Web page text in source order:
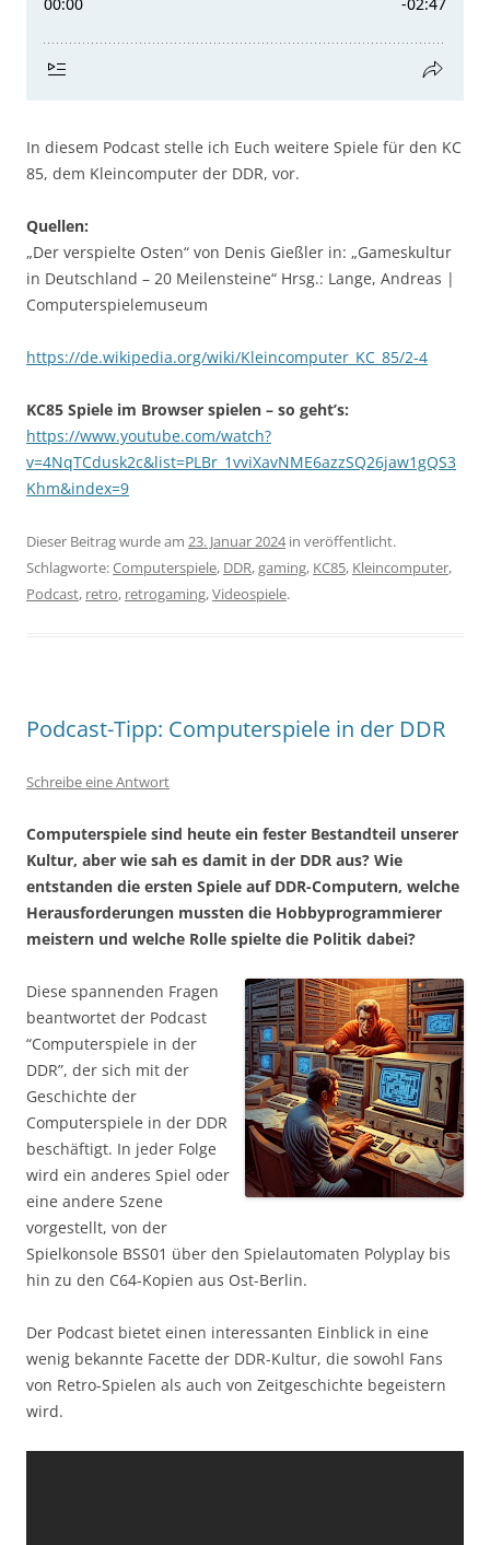
In diesem Podcast stelle ich Euch weitere Spiele für den KC
85, dem Kleincomputer der DDR, vor.
Quellen:
„Der verspielte Osten“ von Denis Gießler in: „Gameskultur
in Deutschland – 20 Meilensteine“ Hrsg.: Lange, Andreas |
Computerspielemuseum
https://de.wikipedia.org/wiki/Kleincomputer_KC_85/2-4
KC85 Spiele im Browser spielen – so geht’s:
https://www.youtube.com/watch?
v=4NqTCdusk2c&list=PLBr_1vviXavNME6azzSQ26jaw1gQS3
Khm&index=9
Dieser Beitrag wurde am 23. Januar 2024in veröffentlicht.
Schlagworte:Computerspiele, DDR,gaming, KC85, Kleincomputer,
Podcast, retro, retrogaming,Videospiele.
Podcast-Tipp: Computerspiele in der DDR
Schreibe eine Antwort
Computerspiele sind heute ein fester Bestandteil unserer
Kultur, aber wie sah es damit in der DDR aus? Wie
entstanden die ersten Spiele auf DDR-Computern, welche
Herausforderungen mussten die Hobbyprogrammierer
meistern und welche Rolle spielte die Politik dabei?
Diese spannenden Fragen
beantwortet der Podcast
“Computerspiele in der
DDR”, der sich mit der
Geschichte der
Computerspiele in der DDR
beschäftigt. In jeder Folge
wird ein anderes Spiel oder
eine andere Szene
vorgestellt, von der
Spielkonsole BSS01 über den Spielautomaten Polyplay bis
hin zu den C64-Kopien aus Ost-Berlin.
Der Podcast bietet einen interessanten Einblick in eine
wenig bekannte Facette der DDR-Kultur, die sowohl Fans
von Retro-Spielen als auch von Zeitgeschichte begeistern
wird.